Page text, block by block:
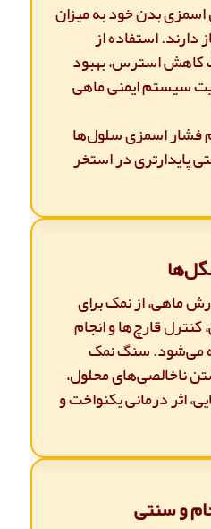
اسمزی بدن خود به میزان
استفاده از
استرس، بهبود
سیستم ایمنی ماهی
فشار اسمزی سلول‌ها
پایدارتری در استخر
ماهی، از نمک برای
قارچ‌ها و انجام
می‌شود. سنگ نمک
ناخالصی‌های محلول،
اثر درمانی یکنواخت و
و سنتی